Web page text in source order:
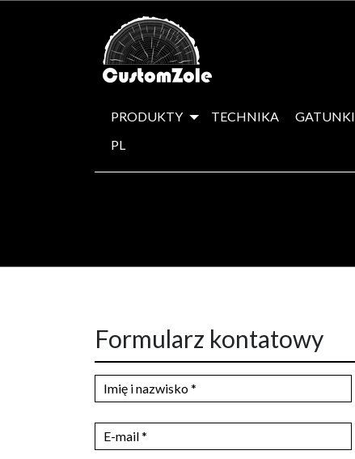
PRODUKTY TECHNIKA GATUNKI
PL
Formularz kontatowy